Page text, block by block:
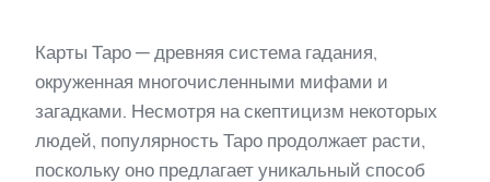
Карты Таро — древняя система гадания,
окруженная многочисленными мифами и
загадками. Несмотря на скептицизм некоторых
людей, популярность Таро продолжает расти,
поскольку оно предлагает уникальный способ